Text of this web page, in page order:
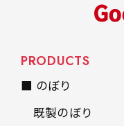
PRODUCTS
■ のぼり
既製のぼり